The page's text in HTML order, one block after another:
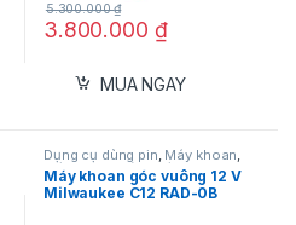
3.800.000 ₫
5.300.000₫
MUA NGAY
Dụng cụ dùng pin Máy khoan
Máy khoan góc Máy Khoan Pin
Milwaukee,Milwaukee
Máy khoan góc vuông 12 V
Milwaukee C12 RAD-0B